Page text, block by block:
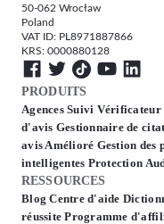
50-062 Wrocław
Poland
VAT ID: PL8971887866
KRS: 0000880128
PRODUITS
AgencesSuivi Vérificateur
d'avis Gestionnaire de
avis Amélioré Gestion des
intelligentes Protection
RESSOURCES
BlogCentre d'aide
réussiteProgramme